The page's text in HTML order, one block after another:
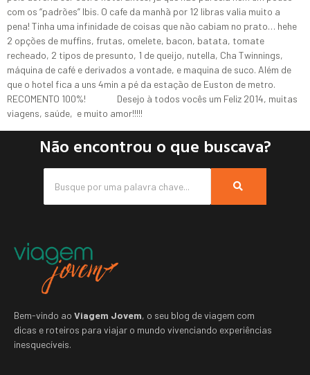
com os “padrões” Ibis. O cafe da manhã por 12 libras valia muito a
pena! Tinha uma infinidade de coisas que não cabiam no prato… hehe
2 opções de muffins, frutas, omelete, bacon, batata, tomate
recheado, 2 tipos de presunto, 1 de queijo, nutella, Cha Twinnings,
máquina de café e derivados a vontade, e maquina de suco. Além de
que o hotel fica a uns 4min a pé da estação de Euston de metro.
RECOMENTO 100%! Desejo à todos vocês um Feliz 2014, muitas
viagens, saúde, e muito amor!!!!!
Não encontrou o que buscava?
Bem-vindo ao Viagem Jovem, o seu blog de viagem com
dicas e roteiros para viajar o mundo vivenciando experiências
inesquecíveis.